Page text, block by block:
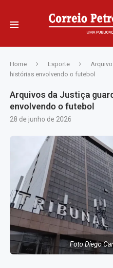
Home Esporte
histórias envolvendo o futebol
Arquivos da Justiça
envolvendo o futebol
28 de junho de 2026
Foto Diego